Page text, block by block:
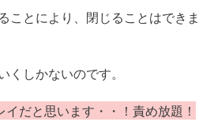
ことにより、閉じることはできま
くしかないのです。
イだと思います・・！責め放題！